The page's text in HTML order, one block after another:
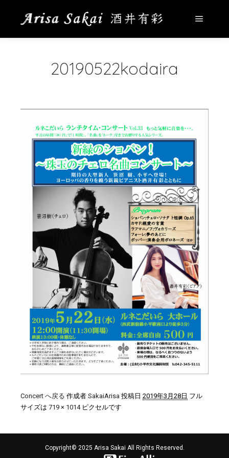
20190522kodaira
Concert へ戻る 作成者 SakaiArisa 投稿日 2019年3月28日 フル
サイズは 719 × 1014ピクセルです
Copyright© 2025 Arisa Sakai All Rights Reserved.